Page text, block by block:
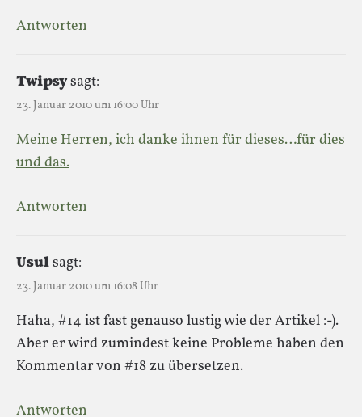
Antworten
Twipsysagt:
23. Januar 2010 um 16:00 Uhr
Meine Herren, ich danke ihnen für dieses…für dies
und das.
Antworten
Usulsagt:
23. Januar 2010 um 16:08 Uhr
Haha, #14 ist fast genauso lustig wie der Artikel :-).
Aber er wird zumindest keine Probleme haben den
Kommentar von #18 zu übersetzen.
Antworten